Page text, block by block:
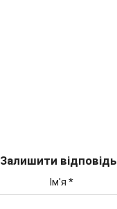
Залишити відповідь
Ім'я *